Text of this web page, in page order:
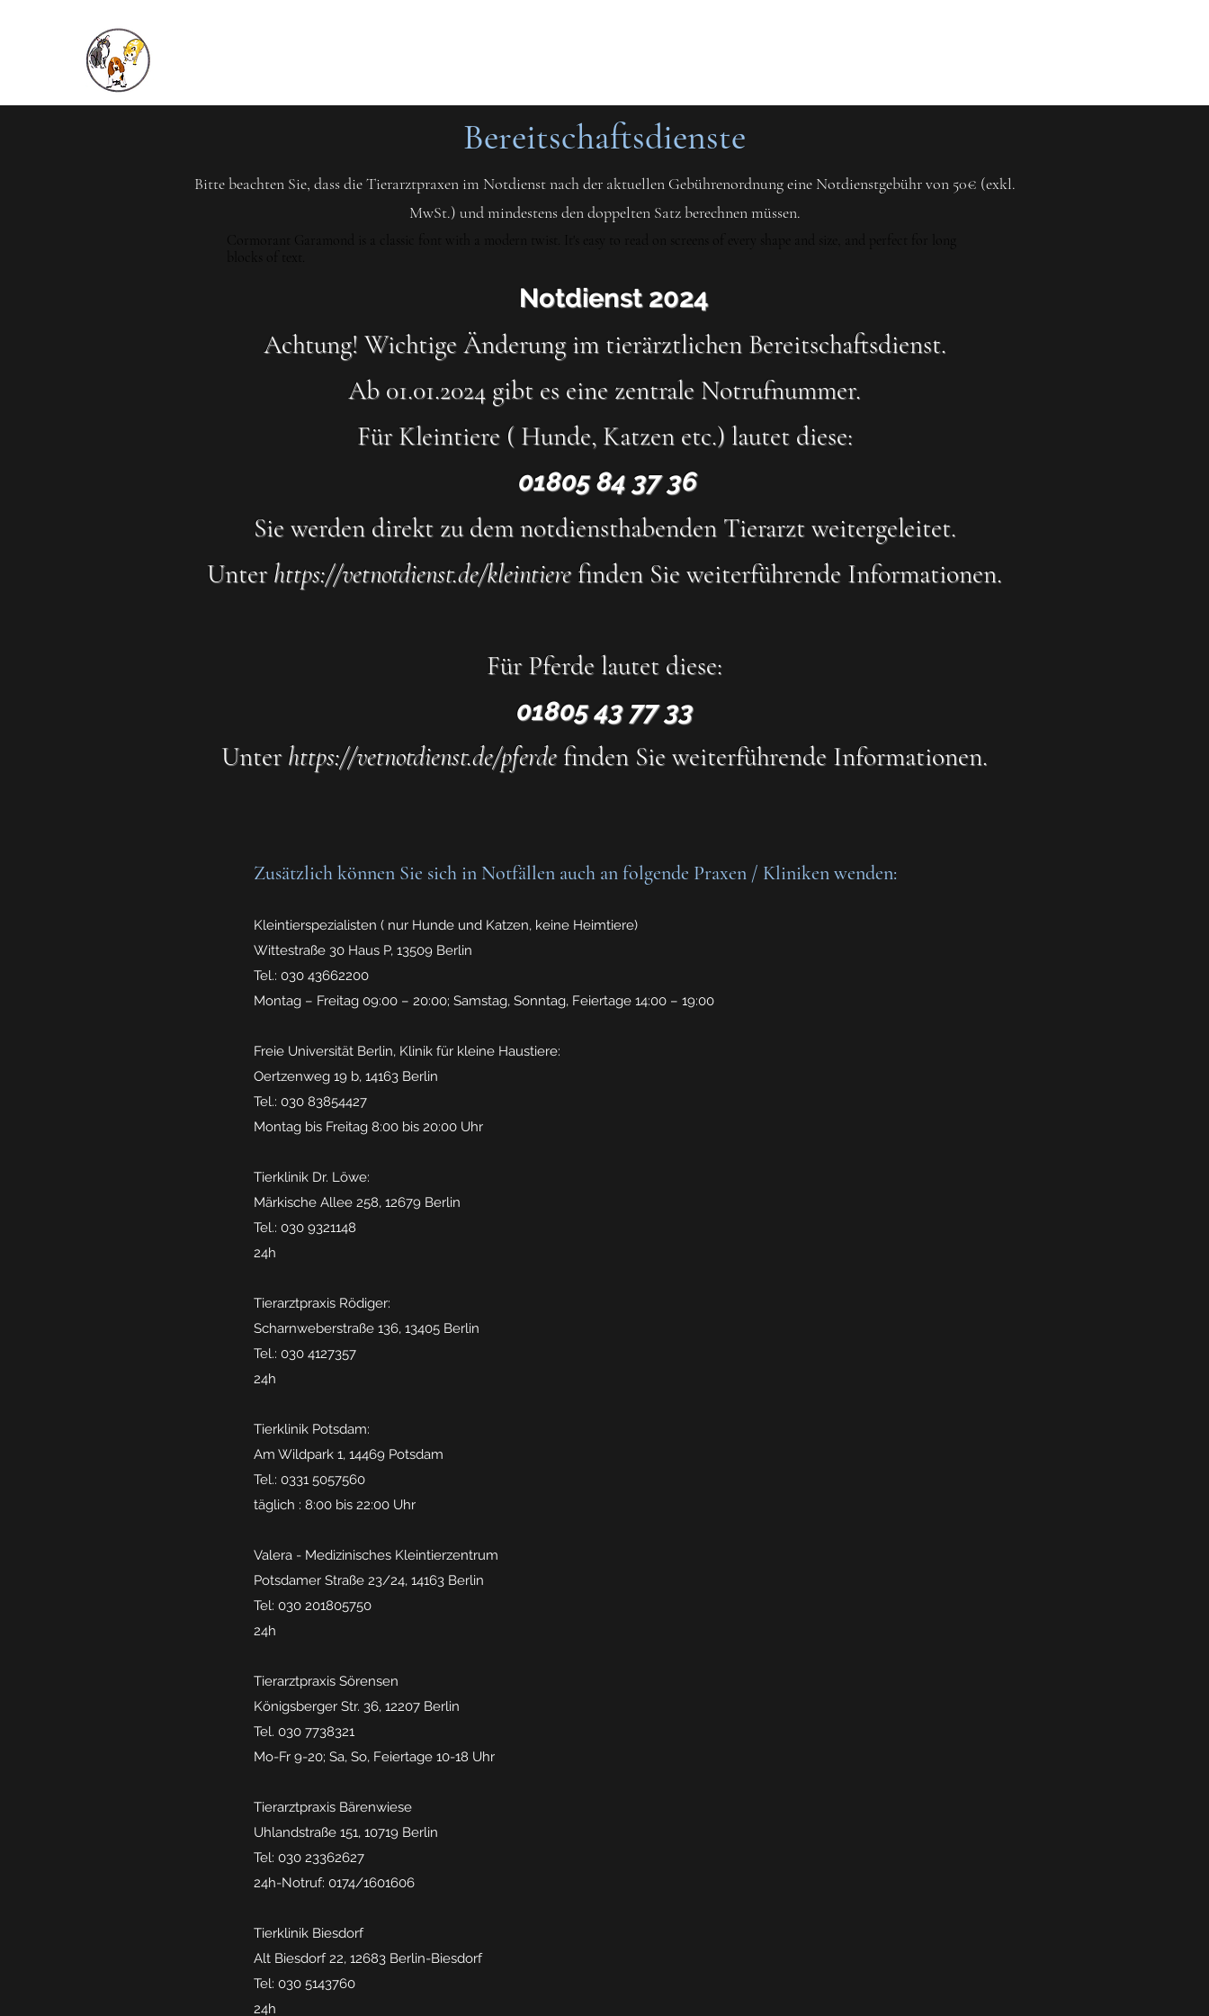
Bereitschaftsdienste
Bitte beachten Sie, dass die Tierarztpraxen im Notdienst nach der aktuellen Gebührenordnung eine Notdienstgebühr von 50€ (exkl.
MwSt.) und mindestens den doppelten Satz berechnen müssen.
Cormorant Garamond is a classic font with a modern twist. It's easy to read on screens of every shape and size, and perfect for long
blocks of text.
Notdienst 2024
Achtung! Wichtige Änderung im tierärztlichen Bereitschaftsdienst.
Ab 01.01.2024 gibt es eine zentrale Notrufnummer.
Für Kleintiere ( Hunde, Katzen etc.) lautet diese:
01805 84 37 36
Sie werden direkt zu dem notdiensthabenden Tierarzt weitergeleitet.
Unter https://vetnotdienst.de/kleintiere finden Sie weiterführende Informationen.
Für Pferde lautet diese:
01805 43 77 33
Unter https://vetnotdienst.de/pferde finden Sie weiterführende Informationen.
Zusätzlich können Sie sich in Notfällen auch an folgende Praxen / Kliniken wenden:
Kleintierspezialisten ( nur Hunde und Katzen, keine Heimtiere)
Wittestraße 30 Haus P, 13509 Berlin
Tel.: 030 43662200
Montag – Freitag 09:00 – 20:00; Samstag, Sonntag, Feiertage 14:00 – 19:00
Freie Universität Berlin, Klinik für kleine Haustiere:
Oertzenweg 19 b, 14163 Berlin
Tel.: 030 83854427
Montag bis Freitag 8:00 bis 20:00 Uhr
Tierklinik Dr. Löwe:
Märkische Allee 258, 12679 Berlin
Tel.: 030 9321148
24h
Tierarztpraxis Rödiger:
Scharnweberstraße 136, 13405 Berlin
Tel.: 030 4127357
24h
Tierklinik Potsdam:
Am Wildpark 1, 14469 Potsdam
Tel.: 0331 5057560
täglich : 8:00 bis 22:00 Uhr
Valera - Medizinisches Kleintierzentrum
Potsdamer Straße 23/24, 14163 Berlin
Tel: 030 201805750
24h
Tierarztpraxis Sörensen
Königsberger Str. 36, 12207 Berlin
Tel. 030 7738321
Mo-Fr 9-20; Sa, So, Feiertage 10-18 Uhr
Tierarztpraxis Bärenwiese
Uhlandstraße 151, 10719 Berlin
Tel: 030 23362627
24h-Notruf: 0174/1601606
Tierklinik Biesdorf
Alt Biesdorf 22, 12683 Berlin-Biesdorf
Tel: 030 5143760
24h